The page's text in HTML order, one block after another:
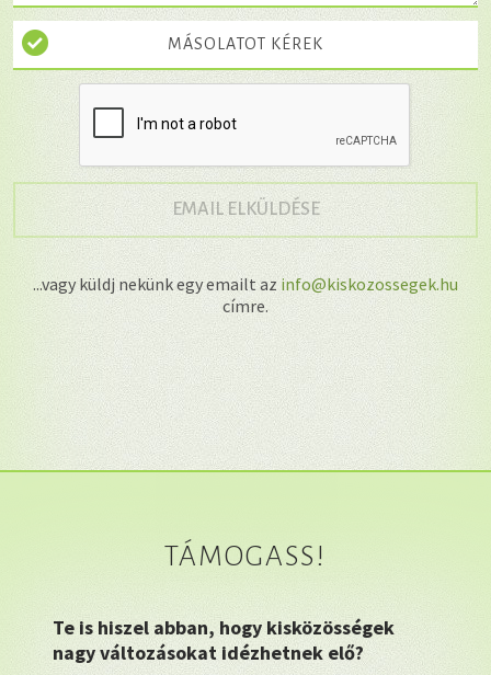
MÁSOLATOT KÉREK
EMAIL ELKÜLDÉSE→
...vagy küldj nekünk egy emailt az info@kiskozossegek.hu
címre.
TÁMOGASS!
Te is hiszel abban, hogy kisközösségek
nagy változásokat idézhetnek elő?